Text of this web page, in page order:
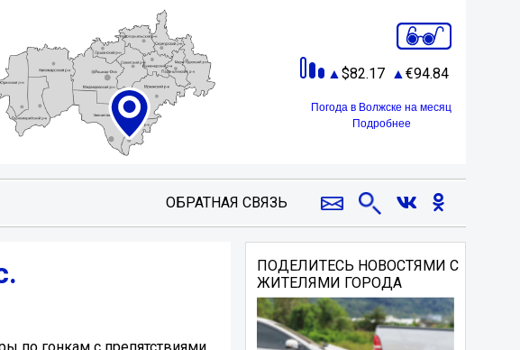
82.17 94.84
Погода в Волжске на месяц
Подробнее
ОБРАТНАЯ СВЯЗЬ
ПОДЕЛИТЕСЬ НОВОСТЯМИ С
ЖИТЕЛЯМИ ГОРОДА